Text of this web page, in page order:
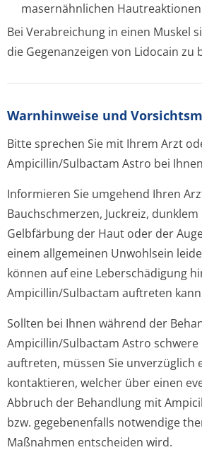
masernähnlichen
Bei Verabreichung in einen Muskel
die Gegenanzeigen von Lidocain zu
Warnhinweise und
Bitte sprechen Sie mit Ihrem Arzt
Ampicillin/Sul­bactam Astro bei
Informieren Sie umgehend Ihren
Bauchschmerzen, Juckreiz,
Gelbfärbung der Haut oder der
einem allgemeinen Unwohlsein
können auf eine Leberschädigung
Ampicillin/Sul­bactam auftreten
Sollten bei Ihnen während der
Ampicillin/Sul­bactam Astro
auftreten, müssen Sie unverzüglich
kontaktieren, welcher über einen
Abbruch der Behandlung mit
bzw. gegebenenfalls notwendige
Maßnahmen entscheiden wird.